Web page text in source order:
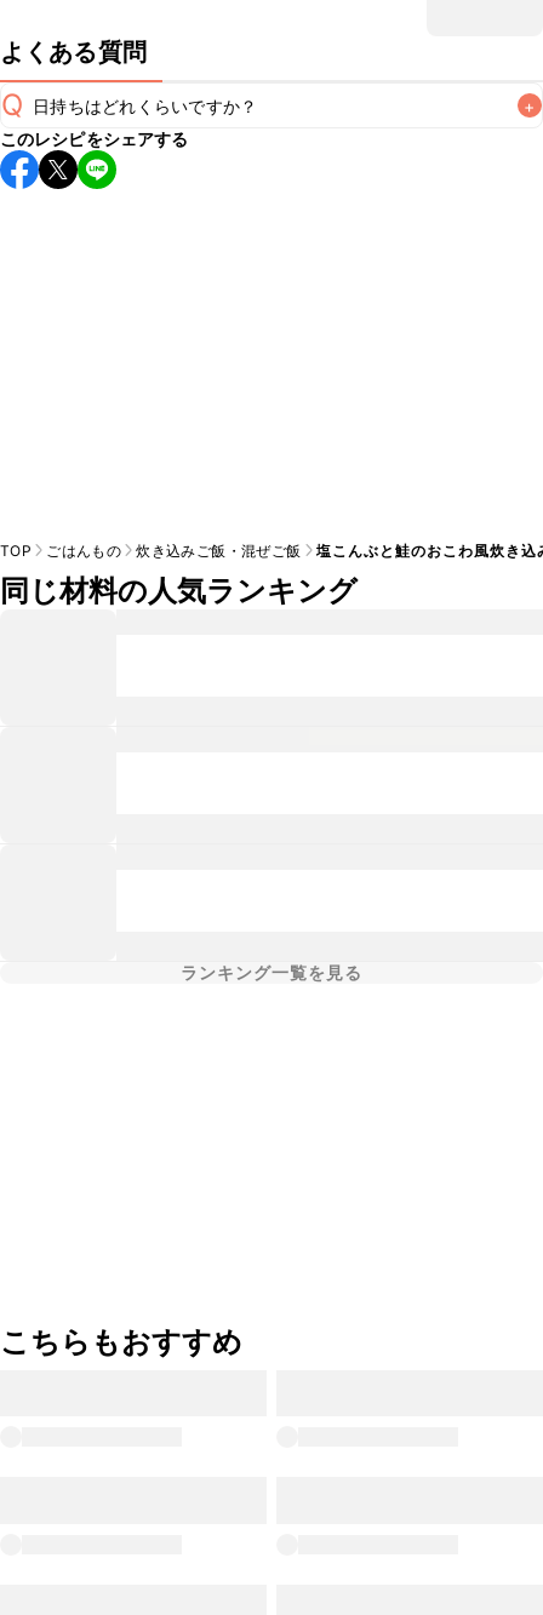
よくある質問
Q 日持ちはどれくらいですか？ +
保存期間は冷蔵で当日中が目安です。なるべくお早めにお召
し上がりください。
このレシピをシェアする
TOP ごはんもの 炊き込みご飯・混ぜご飯 塩こんぶと鮭のおこわ風炊き込
同じ材料の人気ランキング
ランキング一覧を見る
こちらもおすすめ